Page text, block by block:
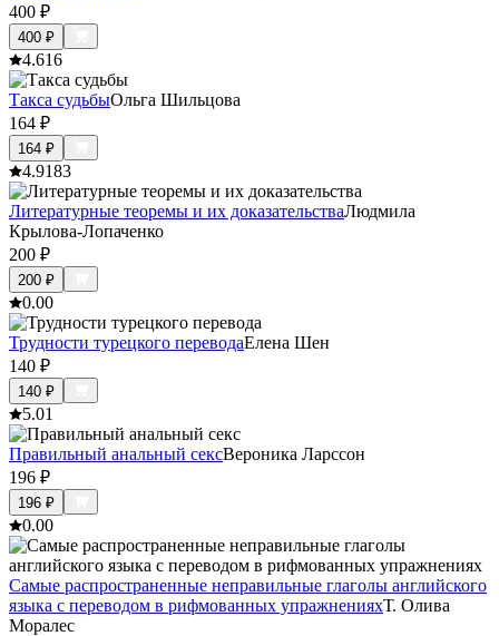
400 ₽
400 ₽
4.616
Такса судьбыОльга Шильцова
164 ₽
164 ₽
4.9183
Литературные теоремы и их доказательстваЛюдмила
Крылова-Лопаченко
200 ₽
200 ₽
0.00
Трудности турецкого переводаЕлена Шен
140 ₽
140 ₽
5.01
Правильный анальный сексВероника Ларссон
196 ₽
196 ₽
0.00
Самые распространенные неправильные глаголы английского
языка с переводом в рифмованных упражненияхТ. Олива
Моралес